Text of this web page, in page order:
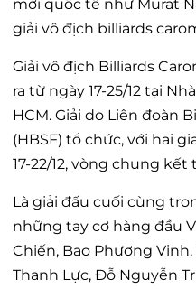
mời quốc tế như Murat
giải vô địch billiards
Giải vô địch Billiards
ra từ ngày 17-25/12 tại
HCM. Giải do Liên đoàn
(HBSF) tổ chức, với hai
17-22/12, vòng chung kết
Là giải đấu cuối cùng
những tay cơ hàng đầu
Chiến, Bao Phương
Thanh Lực, Đỗ Nguyễn